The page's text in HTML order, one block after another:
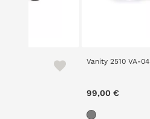
Vanity 2510 VA-04
99,00 €